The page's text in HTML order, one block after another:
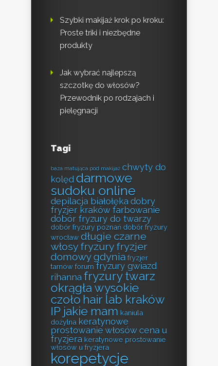
Szybki makijaż krok po kroku:
Proste triki i niezbędne
produkty
Jak wybrać najlepszą
szczotkę do włosów?
Przewodnik po rodzajach i
pielęgnacji
Tagi
baza matująca pod makijaż chwyty do
kolęd darmowe
sudoku online
depilacja białołęka dobry
fryzjer kraków farbowanie
dobór fryzury do twarzy
dobór fryzury poznań dobór fryzury
wrocław długie czarne
włosy fryzury fryzjer
domowy gdynia fryzjer
tarnów forum fryzury gwiazd
rihanna fryzury twarz
okrągła wysokie
czoło hair lab kraków
IP jakie mam kaniula
dożylna keratynowe
prostowanie włosów cena u
fryzjera keratynowe prostowanie
włosów u fryzjera
korepetycje